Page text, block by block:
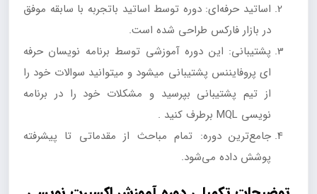
اساتید حرفه‌ای: دوره توسط اساتید باتجربه با سابقه موفق
در بازار فارکس طراحی شده است.
پشتیبانی: این دوره آموزشی توسط برنامه نویسان حرفه
ای پروفایننس پشتیبانی میشود و میتوانید سوالات خود را
از تیم پشتیبانی بپرسید و مشکلات خود را در برنامه
نویسی MQL برطرف کنید .
جامع‌ترین دوره: تمام مباحث از مقدماتی تا پیشرفته
پوشش داده می‌شود.